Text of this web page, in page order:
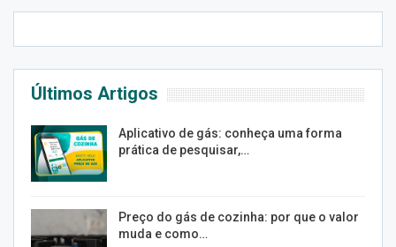
Últimos Artigos
Aplicativo de gás: conheça uma forma
prática de pesquisar,…
Preço do gás de cozinha: por que o valor
muda e como…